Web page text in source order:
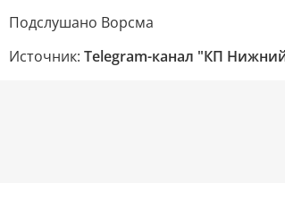
Подслушано Ворсма
Источник: Telegram-канал "КП